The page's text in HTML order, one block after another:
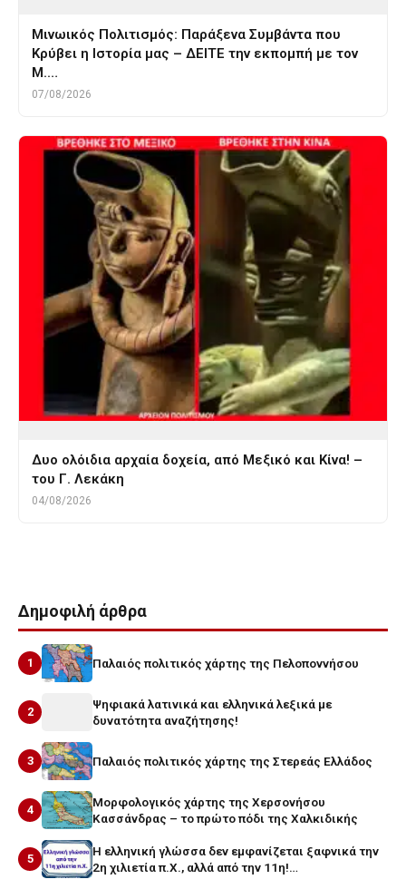
Μινωικός Πολιτισμός: Παράξενα Συμβάντα που
Κρύβει η Ιστορία μας – ΔΕΙΤΕ την εκπομπή με τον
Μ.…
07/08/2026
Δυο ολόιδια αρχαία δοχεία, από Μεξικό και Κίνα! –
του Γ. Λεκάκη
04/08/2026
Δημοφιλή άρθρα
1 Παλαιός πολιτικός χάρτης της Πελοποννήσου
2
Ψηφιακά λατινικά και ελληνικά λεξικά με
δυνατότητα αναζήτησης!
3 Παλαιός πολιτικός χάρτης της Στερεάς Ελλάδος
4
Μορφολογικός χάρτης της Χερσονήσου
Κασσάνδρας – το πρώτο πόδι της Χαλκιδικής
5
Η ελληνική γλώσσα δεν εμφανίζεται ξαφνικά την
2η χιλιετία π.Χ., αλλά από την 11η!…